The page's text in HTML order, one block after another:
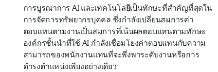
การบูรณาการ AI และเทคโนโลยีเป็นทักษะที่สำคัญที่สุดใน
การจัดการทรัพยากรบุคคล ซึ่งกำลังเปลี่ยนสมการค่า
ตอบแทนตามงานเป็นสมการที่เน้นผลตอบแทนตามทักษะ
องค์กรชั้นนำที่ใช้ AI กำลังเชื่อมโยงค่าตอบแทนกับความ
สามารถของพนักงานแทนที่จะพึ่งพาระดับงานหรือการ
ดำรงตำแหน่งเพียงอย่างเดียว